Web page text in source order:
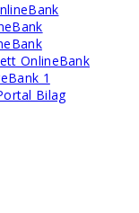
OnlineBank
1
Bilag